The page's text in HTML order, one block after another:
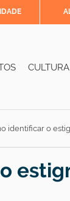
identificar o